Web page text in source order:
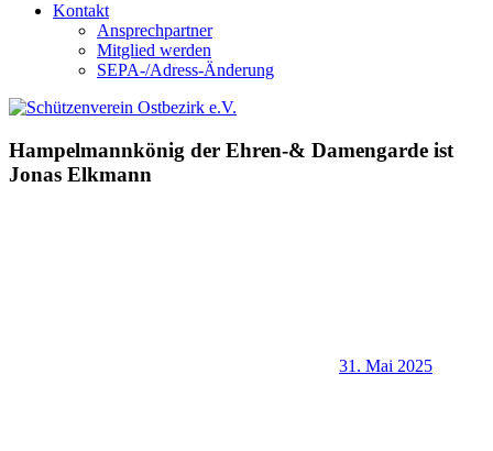
Kontakt
Ansprechpartner
Mitglied werden
SEPA-/Adress-Änderung
Hampelmannkönig der Ehren-& Damengarde ist
Jonas Elkmann
31. Mai 2025